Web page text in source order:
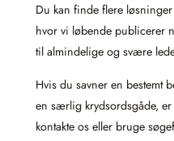
Du kan finde flere
hvor vi løbende publicerer
til almindelige og svære
Hvis du savner en bestemt
en særlig krydsordsgåde,
kontakte os eller bruge